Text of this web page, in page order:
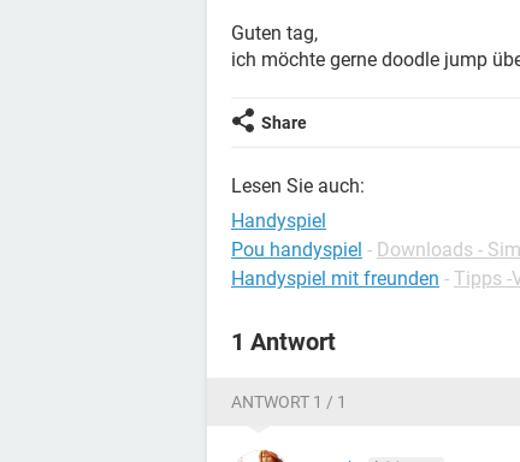
Guten tag,
ich möchte gerne doodle jump
Share
Lesen Sie auch:
Handyspiel
Pou handyspiel - Downloads -
Handyspiel mit freunden - Tipps -
1 Antwort
ANTWORT 1 / 1